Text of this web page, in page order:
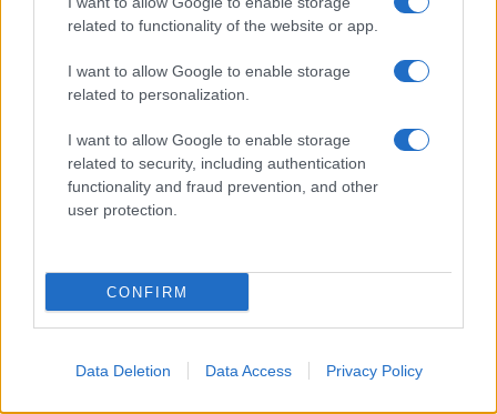
related to functionality of the website or app.
I want to allow Google to enable storage
related to personalization.
I want to allow Google to enable storage
related to security, including authentication
functionality and fraud prevention, and other
user protection.
CONFIRM
Data Deletion Data Access Privacy Policy
τον ΟΤΕ στη διεθνή σειρά
Alpha Bank: Για πρώτη φορά το Αρχαίο Θέατρο Επιδαύρου
άνοιξε τις πύλες του σε όλους
βιωσιμότητα σε καθημερινή πράξη